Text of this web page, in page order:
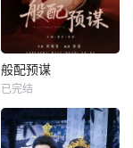
般配预谋
已完结